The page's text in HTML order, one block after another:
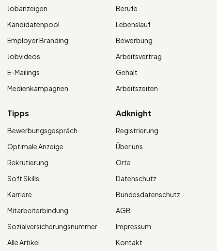
Jobanzeigen
Kandidatenpool
Employer Branding
Jobvideos
E-Mailings
Medienkampagnen
Berufe
Lebenslauf
Bewerbung
Arbeitsvertrag
Gehalt
Arbeitszeiten
Tipps
Bewerbungsgespräch
Optimale Anzeige
Rekrutierung
Soft Skills
Karriere
Mitarbeiterbindung
Sozialversicherungsnummer
Alle Artikel
Adknight
Registrierung
Über uns
Orte
Datenschutz
Bundesdatenschutz
AGB
Impressum
Kontakt